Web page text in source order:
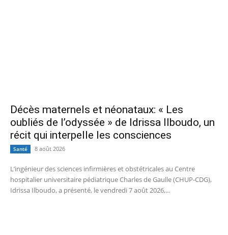
Décès maternels et néonataux: « Les
oubliés de l’odyssée » de Idrissa Ilboudo, un
récit qui interpelle les consciences
Santé 8 août 2026
L’ingénieur des sciences infirmières et obstétricales au Centre
hospitalier universitaire pédiatrique Charles de Gaulle (CHUP-CDG),
Idrissa Ilboudo, a présenté, le vendredi 7 août 2026,...